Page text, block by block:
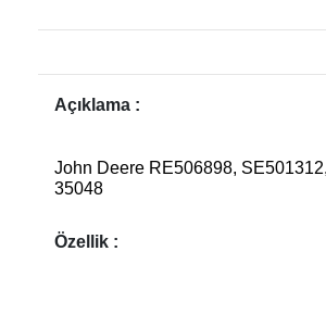
Açıklama :
John Deere RE506898,
35048
Özellik :